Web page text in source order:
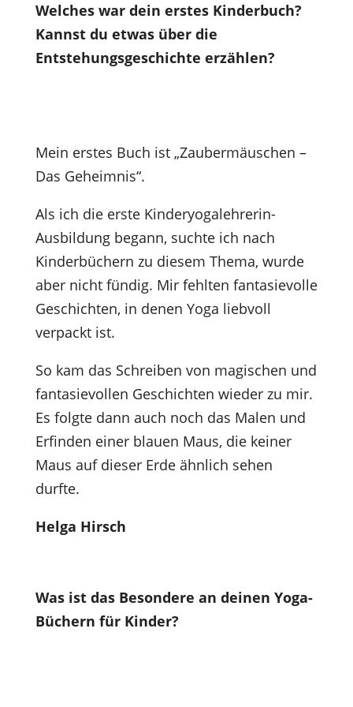
Welches war dein erstes Kinderbuch?
Kannst du etwas über die
Entstehungsgeschichte erzählen?
Mein erstes Buch ist „Zaubermäuschen –
Das Geheimnis“.
Als ich die erste Kinderyogalehrerin-
Ausbildung begann, suchte ich nach
Kinderbüchern zu diesem Thema, wurde
aber nicht fündig. Mir fehlten fantasievolle
Geschichten, in denen Yoga liebvoll
verpackt ist.
So kam das Schreiben von magischen und
fantasievollen Geschichten wieder zu mir.
Es folgte dann auch noch das Malen und
Erfinden einer blauen Maus, die keiner
Maus auf dieser Erde ähnlich sehen
durfte.
Helga Hirsch
Was ist das Besondere an deinen Yoga-
Büchern für Kinder?